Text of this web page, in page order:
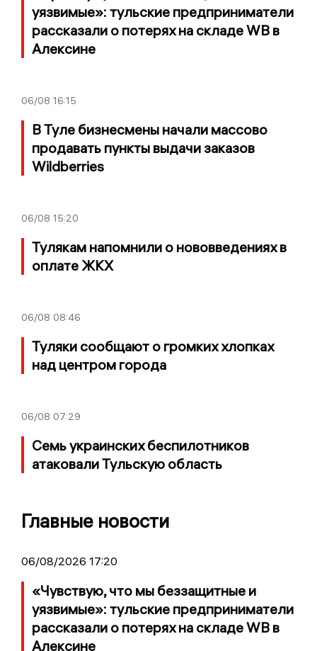
уязвимые»: тульские предприниматели
рассказали о потерях на складе WB в
Алексине
06/08 16:15
В Туле бизнесмены начали массово
продавать пункты выдачи заказов
Wildberries
06/08 15:20
Тулякам напомнили о нововведениях в
оплате ЖКХ
06/08 08:46
Туляки сообщают о громких хлопках
над центром города
06/08 07:29
Семь украинских беспилотников
атаковали Тульскую область
Главные новости
06/08/2026 17:20
«Чувствую, что мы беззащитные и
уязвимые»: тульские предприниматели
рассказали о потерях на складе WB в
Алексине